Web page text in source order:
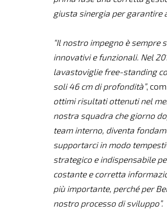
giusta sinergia per garantire
“Il nostro impegno è
innovativi e funzionali. Nel
lavastoviglie free-standing
soli 46 cm di profondità”,
ottimi risultati ottenuti nel
nostra squadra che giorno
team interno, diventa
supportarci in modo
strategico e indispensabile
costante e corretta
più importante, perché per
nostro processo di sviluppo”.